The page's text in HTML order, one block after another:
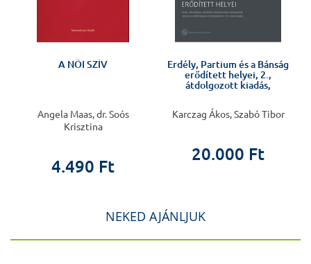
A NŐI SZÍV
Angela Maas, dr. Soós
Krisztina
4.490 Ft
Erdély, Partium és a Bánság
erődített helyei, 2.,
átdolgozott kiadás,
Karczag Ákos, Szabó Tibor
20.000 Ft
NEKED AJÁNLJUK